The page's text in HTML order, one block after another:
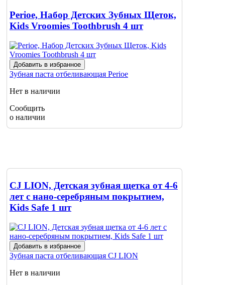
Perioe, Набор Детских Зубных Щеток,
Kids Vroomies Toothbrush 4 шт
Добавить в избранное
Зубная паста отбеливающая Perioe
Нет в наличии
Сообщить
о наличии
CJ LION, Детская зубная щетка от 4-6
лет с нано-серебряным покрытием,
Kids Safe 1 шт
Добавить в избранное
Зубная паста отбеливающая CJ LION
Нет в наличии